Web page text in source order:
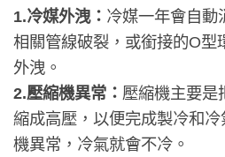
1.冷媒外洩： 冷媒一年會自動
相關管線破裂，或銜接的O型
外洩。
2.壓縮機異常： 壓縮機主要是
縮成高壓，以便完成製冷和
機異常，冷氣就會不冷。